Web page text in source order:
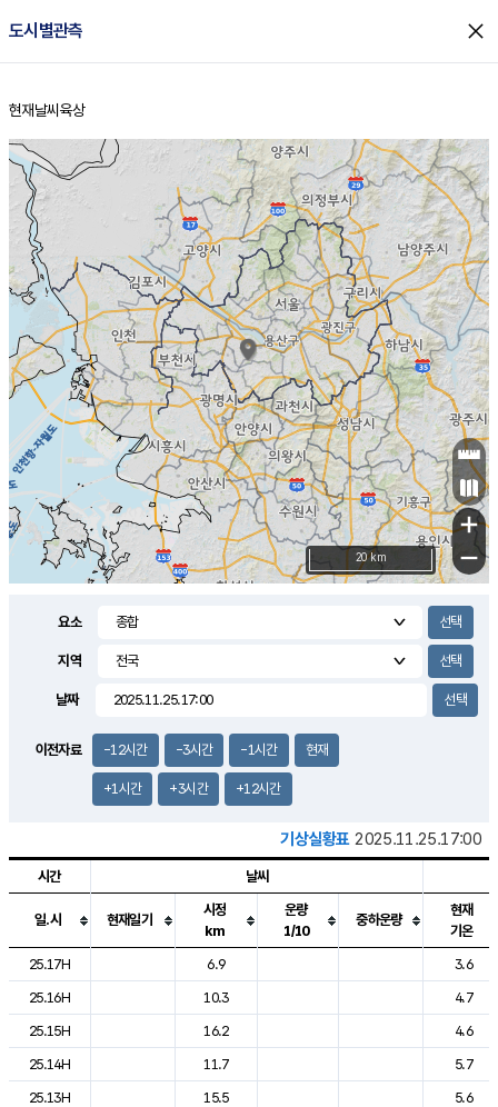
도시별관측 close
홈
현재날씨 육상
+
−
20 km
요소
지역
날짜
이전자료 -12시간 -3시간 -1시간 현재
+1시간 +3시간 +12시간
기상실황표 2025.11.25.17:00
도시별 기상실황표로 지점, 날씨, 기온, 강수, 바람, 기압등을 안내한 표입
시간 날씨
일.시 현재일기
시정
km
운량
1/10
중하운량
현재
기온
25.17H
6.9
3.6
25.16H
10.3
4.7
25.15H
16.2
4.6
25.14H
11.7
5.7
25.13H
15.5
5.6